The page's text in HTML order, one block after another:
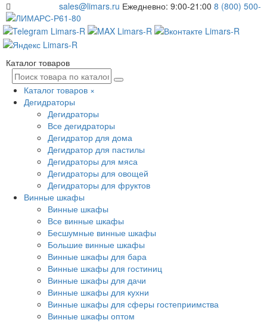
sales@limars.ru Ежедневно: 9:00-21:00 8 (800) 500-
61-80
Каталог товаров
Каталог товаров ×
Дегидраторы
Дегидраторы
Все дегидраторы
Дегидратор для дома
Дегидратор для пастилы
Дегидраторы для мяса
Дегидраторы для овощей
Дегидраторы для фруктов
Винные шкафы
Винные шкафы
Все винные шкафы
Бесшумные винные шкафы
Большие винные шкафы
Винные шкафы для бара
Винные шкафы для гостиниц
Винные шкафы для дачи
Винные шкафы для кухни
Винные шкафы для сферы гостеприимства
Винные шкафы оптом